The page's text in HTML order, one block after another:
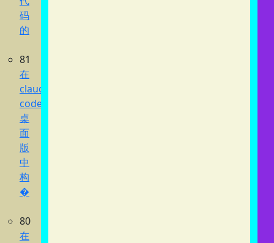
码
的
81
在
claude
code
桌
面
版
中
构
�
80
在